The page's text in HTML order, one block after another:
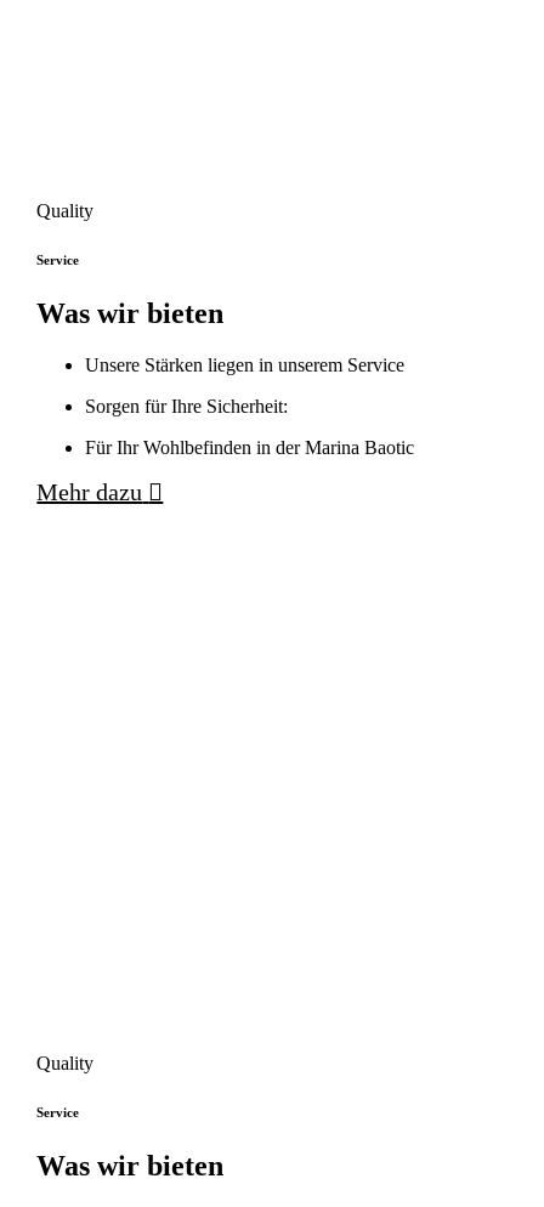
Quality
Service
Was wir bieten
Unsere Stärken liegen in unserem Service
Sorgen für Ihre Sicherheit:
Für Ihr Wohlbefinden in der Marina Baotic
Mehr dazu
Quality
Service
Was wir bieten